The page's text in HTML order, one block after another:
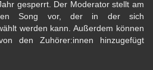
gesperrt. Der Moderator stellt am
Song vor, der in der sich
werden kann. Außerdem können
den Zuhörer:innen hinzugefügt